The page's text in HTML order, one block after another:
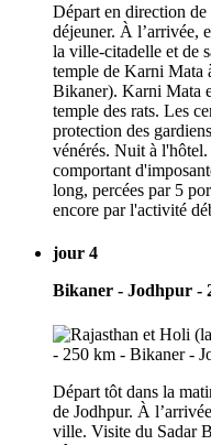
Départ en direction
déjeuner. À l’arrivée,
la ville-citadelle et de
temple de Karni Mata
Bikaner). Karni Mata
temple des rats. Les
protection des
vénérés. Nuit à
comportant
long, percées par 5
encore par l'activité
jour 4
Bikaner - Jodhpur -
Départ tôt dans la
de Jodhpur. À
ville. Visite du Sadar